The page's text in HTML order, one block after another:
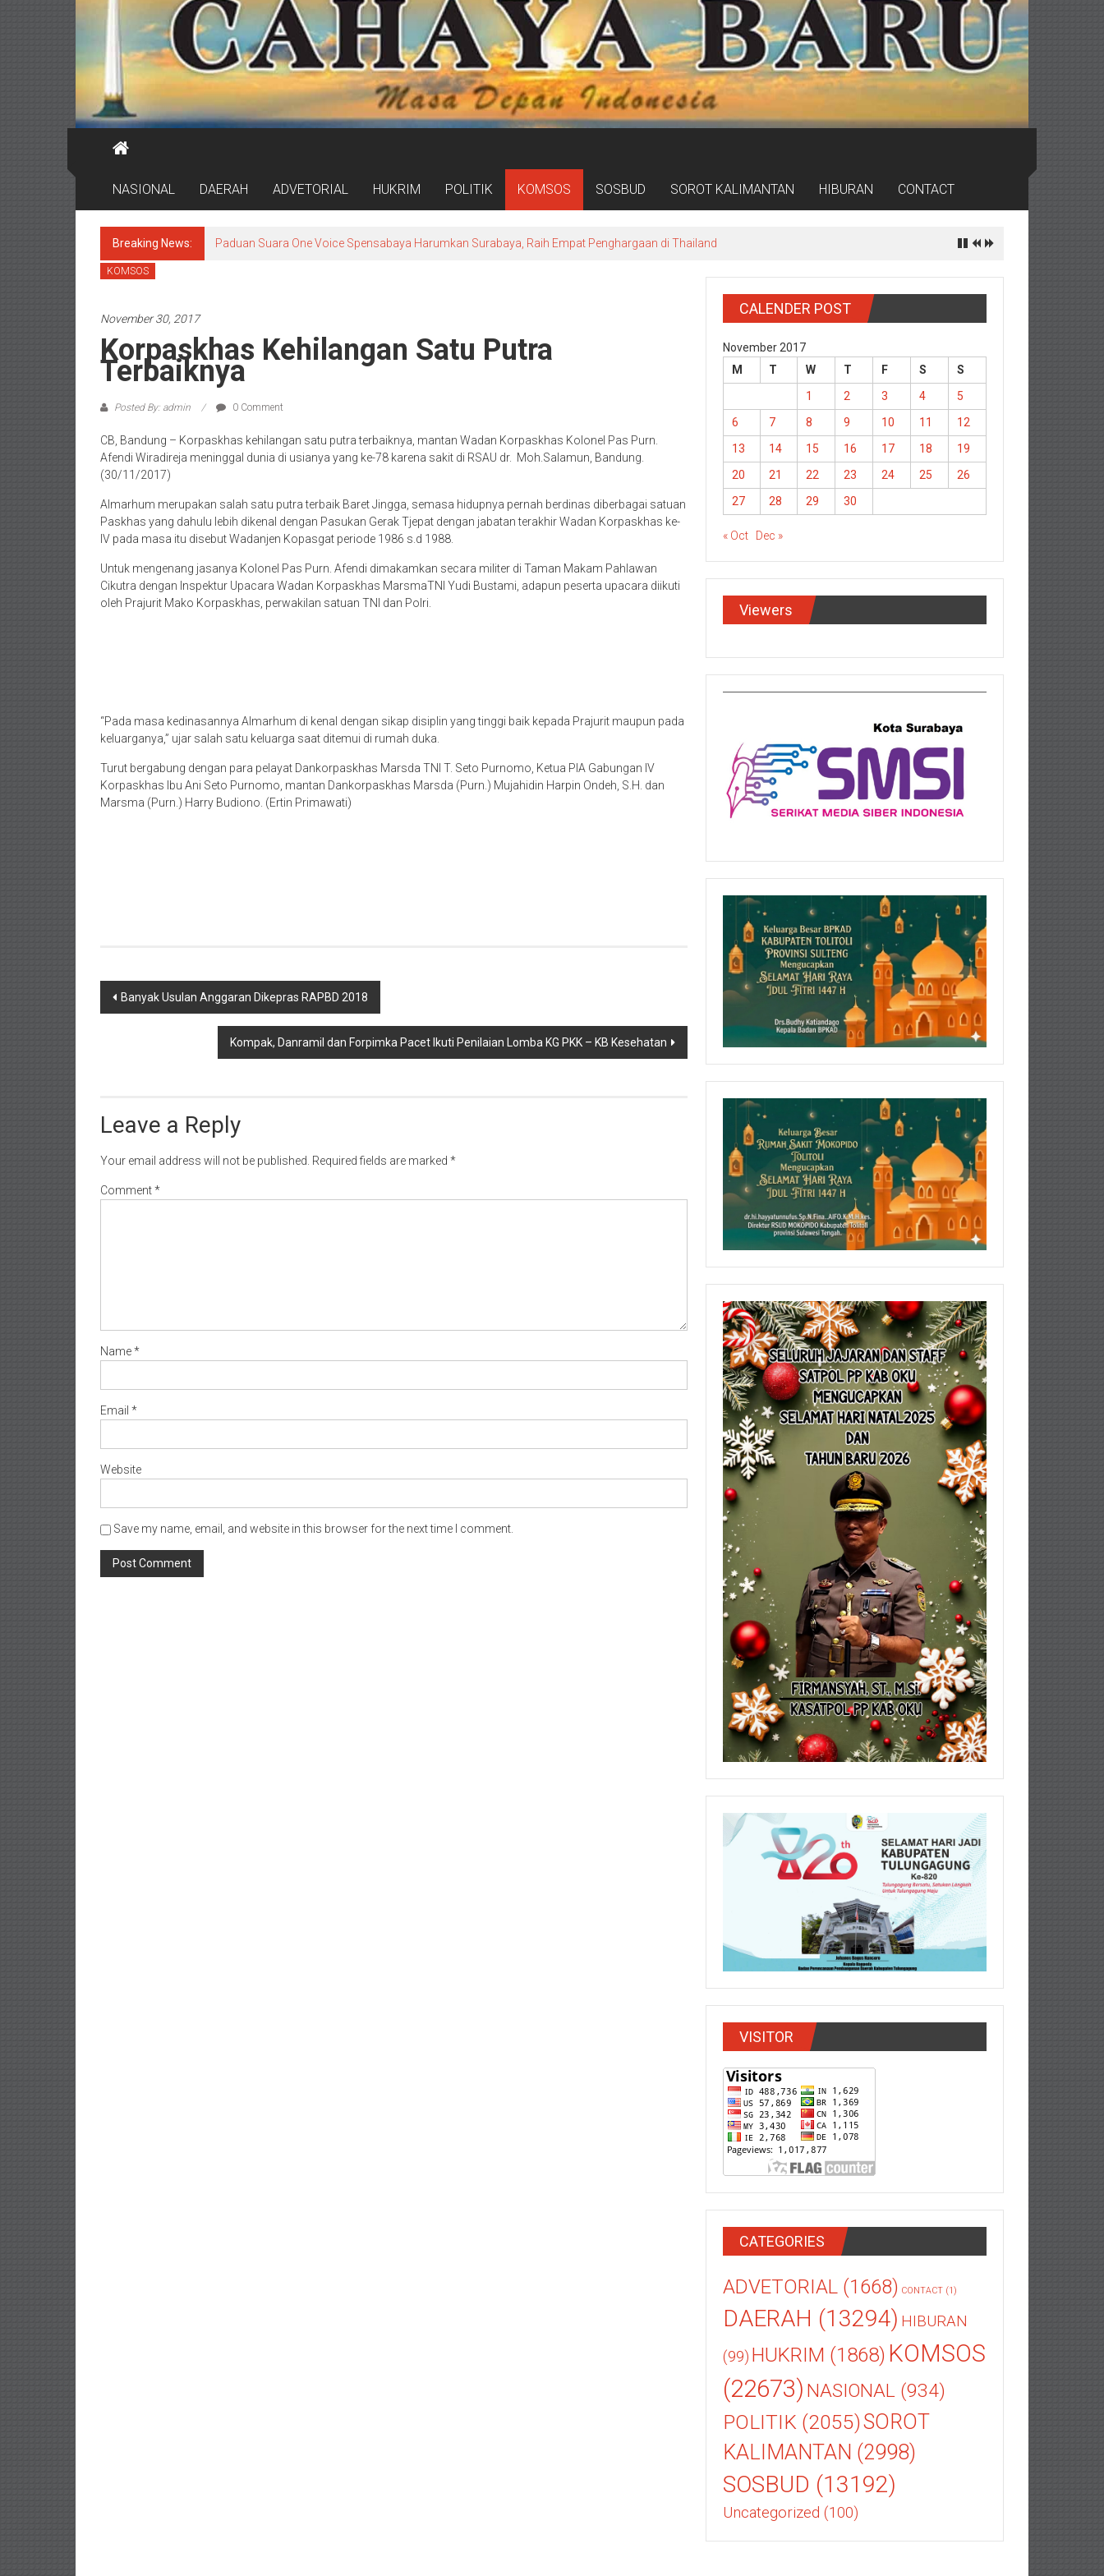
NASIONAL DAERAH ADVETORIAL HUKRIM POLITIK KOMSOS SOSBUD SOROT KALIMANTAN HIBURAN CONTACT
Breaking News: Paduan Suara One Voice Spensabaya Harumkan Surabaya, Raih Empat Penghargaan di Thailand
KOMSOS
November 30, 2017
Korpaskhas Kehilangan Satu Putra
Terbaiknya
Posted By: admin 0 Comment
CB, Bandung – Korpaskhas kehilangan satu putra terbaiknya, mantan Wadan Korpaskhas Kolonel Pas Purn.
Afendi Wiradireja meninggal dunia di usianya yang ke-78 karena sakit di RSAU dr. Moh.Salamun, Bandung.
(30/11/2017)
Almarhum merupakan salah satu putra terbaik Baret Jingga, semasa hidupnya pernah berdinas diberbagai satuan
Paskhas yang dahulu lebih dikenal dengan Pasukan Gerak Tjepat dengan jabatan terakhir Wadan Korpaskhas ke-
IV pada masa itu disebut Wadanjen Kopasgat periode 1986 s.d 1988.
Untuk mengenang jasanya Kolonel Pas Purn. Afendi dimakamkan secara militer di Taman Makam Pahlawan
Cikutra dengan Inspektur Upacara Wadan Korpaskhas MarsmaTNI Yudi Bustami, adapun peserta upacara diikuti
oleh Prajurit Mako Korpaskhas, perwakilan satuan TNI dan Polri.
“Pada masa kedinasannya Almarhum di kenal dengan sikap disiplin yang tinggi baik kepada Prajurit maupun pada
keluarganya,” ujar salah satu keluarga saat ditemui di rumah duka.
Turut bergabung dengan para pelayat Dankorpaskhas Marsda TNI T. Seto Purnomo, Ketua PIA Gabungan IV
Korpaskhas Ibu Ani Seto Purnomo, mantan Dankorpaskhas Marsda (Purn.) Mujahidin Harpin Ondeh, S.H. dan
Marsma (Purn.) Harry Budiono. (Ertin Primawati)
Post
Banyak Usulan Anggaran Dikepras RAPBD 2018
Kompak, Danramil dan Forpimka Pacet Ikuti Penilaian Lomba KG PKK – KB Kesehatan
Leave a Reply
Your email address will not be published. Required fields are marked *
Comment*
Name*
Email *
Website
Save my name, email, and website in this browser for the next time I comment.
CALENDER POST
November 2017
M
T W T F S
S
1
2 3 4
5
6
7 8 9 10 11
12
13
14 15 16 17 18
19
20
21 22 23 24 25
26
27
28 29 30
« Oct Dec »
Viewers
VISITOR
CATEGORIES
ADVETORIAL (1668) CONTACT (1)
DAERAH (13294) HIBURAN
(99) HUKRIM (1868) KOMSOS
(22673) NASIONAL (934)
POLITIK (2055)SOROT
KALIMANTAN (2998)
SOSBUD (13192)
Uncategorized (100)